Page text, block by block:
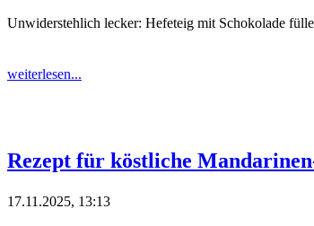
Unwiderstehlich lecker: Hefeteig mit Schokolade
weiterlesen...
Rezept für köstliche
17.11.2025, 13:13